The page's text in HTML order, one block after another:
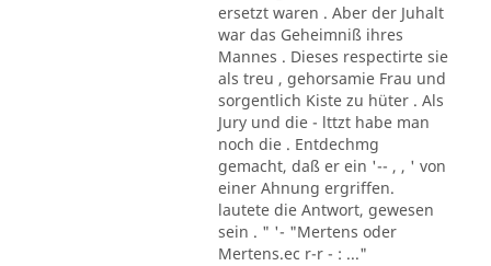
ersetzt waren . Aber der Juhalt
war das Geheimniß ihres
Mannes . Dieses respectirte sie
als treu , gehorsamie Frau und
sorgentlich Kiste zu hüter . Als
Jury und die - lttzt habe man
noch die . Entdechmg
gemacht, daß er ein '-- , , ' von
einer Ahnung ergriffen.
lautete die Antwort, gewesen
sein . " '- "Mertens oder
Mertens.ec r-r - : ..."